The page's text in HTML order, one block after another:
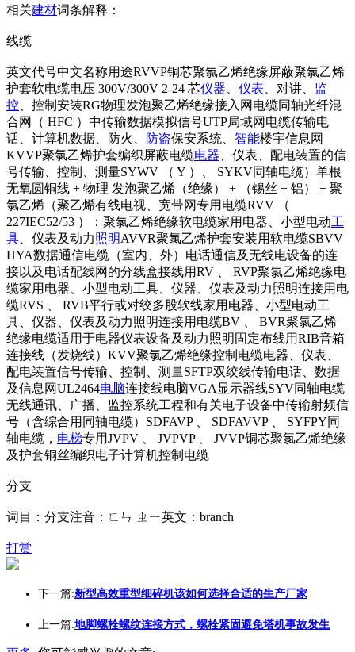
相关建材词条解释：
线缆
英文代号中文名称用途RVVP铜芯聚氯乙烯绝缘屏蔽聚氯乙烯
护套软电缆电压 300V/300V 2-24 芯仪器 仪表 、对讲、 监
控 、控制安装RG物理发泡聚乙烯绝缘接入网电缆同轴光纤混
合网（ HFC ）中传输数据模拟信号UTP局域网电缆传输电
话、计算机数据、防火、
防盗保安系统、 智能楼宇信息网
KVVP聚氯乙烯护套编织屏蔽电缆电器 、仪表、配电装置的信
号传输、控制、测量SYWV （ Y ）、 SYKV同轴电缆）单根
无氧圆铜线 + 物理 发泡聚乙烯（绝缘） + （锡丝 + 铝） + 聚
氯乙烯（聚乙烯有线电视、宽带网专用电缆RVV （
227IEC52/53 ）：聚氯乙烯绝缘软电缆家用电器、小型电动工
具 、仪表及动力照明AVVR聚氯乙烯护套安装用软电缆SBVV
HYA数据通信电缆（室内、外）电话通信及无线电设备的连
接以及电话配线网的分线盒接线用RV 、 RVP聚氯乙烯绝缘电
缆家用电器、小型电动工具、仪器、仪表及动力照明连接用电
缆RVS 、 RVB平行或对绞多股软线家用电器、小型电动工
具、仪器、仪表及动力照明连接用电缆BV 、 BVR聚氯乙烯
绝缘电缆适用于电器仪表设备及动力照明固定布线用RIB音箱
连接线（发烧线）KVV聚氯乙烯绝缘控制电缆电器、仪表、
配电装置信号传输、控制、测量SFTP双绞线传输电话、数据
及信息网UL2464电脑连接线电脑VGA显示器线SYV同轴电缆
无线通讯、广播、监控系统工程和有关电子设备中传输射频信
号（含综合用同轴电缆）SDFAVP 、 SDFAVVP 、 SYFPY同
轴电缆， 电梯专用JVPV 、 JVPVP 、 JVVP铜芯聚氯乙烯绝缘
及护套铜丝编织电子计算机控制电缆
分支
词目：分支注音：ㄈㄣ ㄓㄧ英文：branch
打赏
下一篇:新型高效重型细碎机该如何选择合适的生产厂家
上一篇:地脚螺栓螺纹连接方式，螺栓紧固避免塔机事故发生